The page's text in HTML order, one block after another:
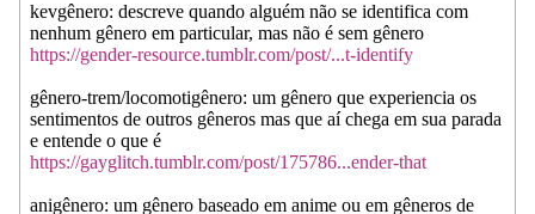
kevgênero: descreve quando alguém não se identifica com
nenhum gênero em particular, mas não é sem gênero
https://gender-resource.tumblr.com/post/...t-identify
gênero-trem/locomotigênero: um gênero que experiencia os
sentimentos de outros gêneros mas que aí chega em sua parada
e entende o que é
https://gayglitch.tumblr.com/post/175786...ender-that
anigênero: um gênero baseado em anime ou em gêneros de